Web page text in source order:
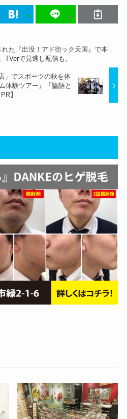
れた『出没！アド街ック天国』で本
TVerで見逃し配信も。
」でスポーツの秋を体
体験ツアー』『論語と
】